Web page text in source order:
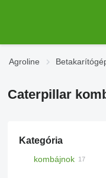
Agroline
Caterpillar
Kategória
kombájnok